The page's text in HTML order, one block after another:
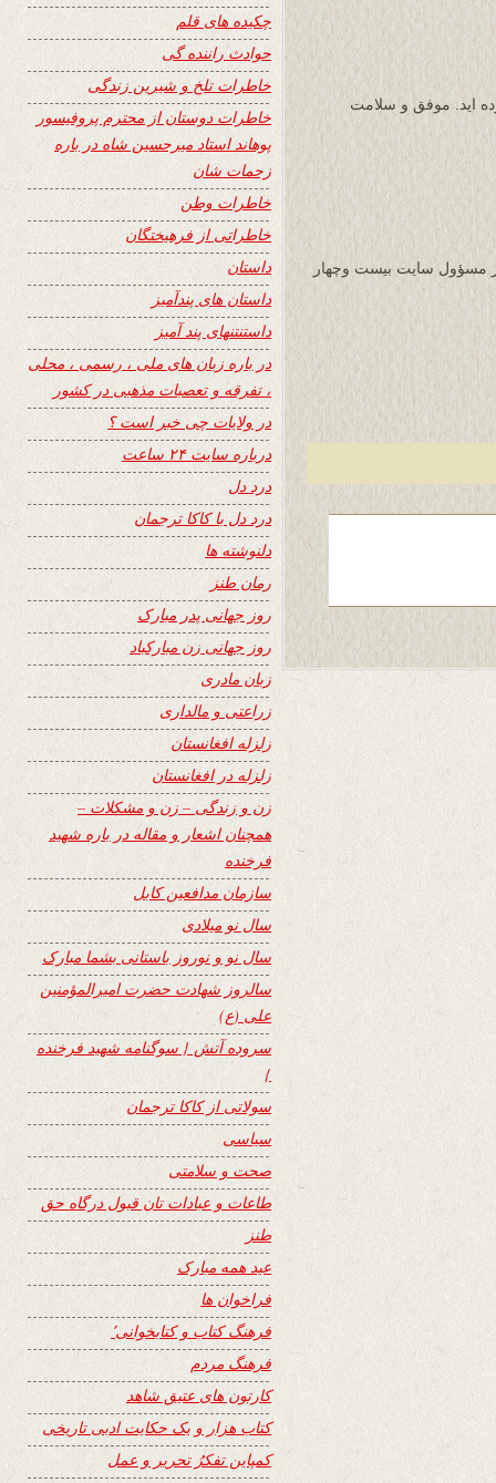
اید. موفق و سلامت
مسؤول سايت بيست وچهار
چکیده های قلم
حوادث راننده گی
خاطرات تلخ و شیرین زندگی
خاطرات دوستان از محترم پروفیسور
پوهاند استاد میرحسین شاه در باره
زحمات شان
خاطرات وطن
خاطراتی از فرهیختگان
داستان
داستان های پندآمیز
داستنتنهای پند آمیز
در باره زبان های ملی ، رسمی ، محلی
، تفرقه و تعصبات مذهبی در کشور
در ولایات چی خبر است ؟
درباره سایت ۲۴ ساعت
درد دل
درد دل با کاکا ترجمان
دلنوشته ها
رمان طنز
روز جهانی پدر مبارک
روز جهانی زن مبارکباد
زبان مادری
زراعتی و مالداری
زلزله افغانستان
زلزله در افغانستان
زن و زندگی – زن و مشکلات –
همچنان اشعار و مقاله در باره شهید
فرخنده
سازمان مدافعین کابل
سال نو میلادی
سال نو و نوروز باستانی بشما مبارک
سالروز شهادت حضرت امیرالمؤمنین
علی (ع)
سروده آتش { سوگنامه شهید فرخنده
}
سولاتی از کاکا ترجمان
سیاسی
صحت و سلامتی
طاعات و عبادات تان قبول درگاه حق
طنز
عید همه مبارک
فراخوان ها
فرهنگ کتاب و کتابخوانی٬
فرهنگ مردم
کارتون های عتیق شاهد
کتاب هزار و یک حکایت ادبی تاریخی
کمپاین تفکرُ تحریر و عمل